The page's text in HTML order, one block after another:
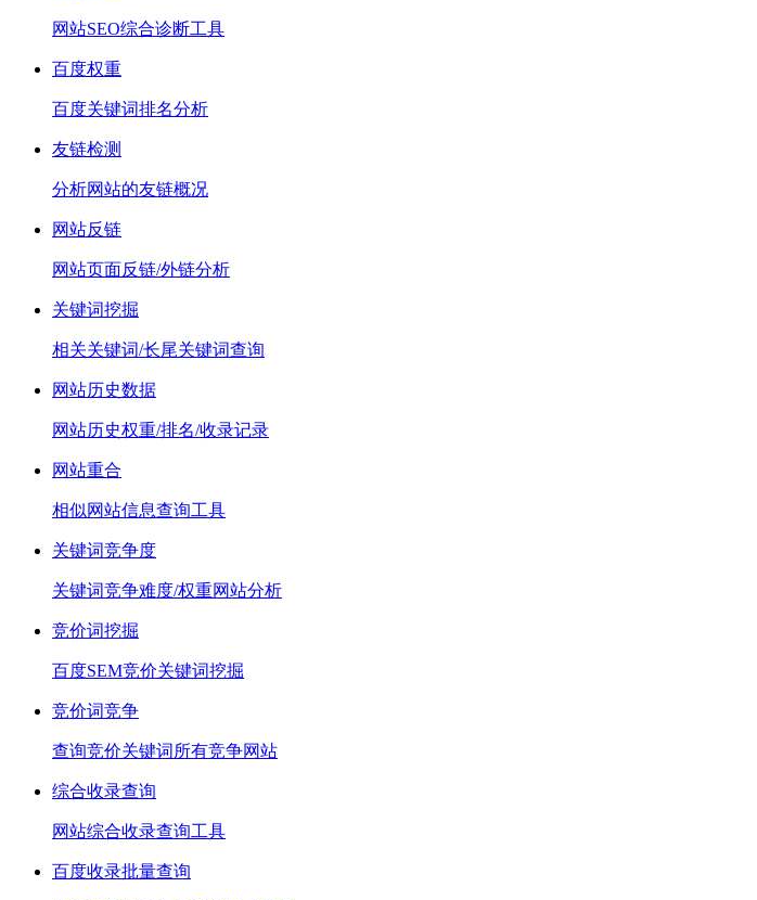
网站SEO综合诊断工具
百度权重
百度关键词排名分析
友链检测
分析网站的友链概况
网站反链
网站页面反链/外链分析
关键词挖掘
相关关键词/长尾关键词查询
网站历史数据
网站历史权重/排名/收录记录
网站重合
相似网站信息查询工具
关键词竞争度
关键词竞争难度/权重网站分析
竞价词挖掘
百度SEM竞价关键词挖掘
竞价词竞争
查询竞价关键词所有竞争网站
综合收录查询
网站综合收录查询工具
百度收录批量查询